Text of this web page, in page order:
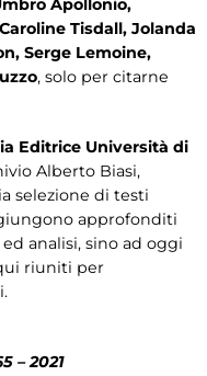
Apollonio,
Tisdall, Jolanda
Serge Lemoine,
, solo per citarne
Editrice Università di
Alberto Biasi,
selezione di testi
approfonditi
analisi, sino ad oggi
riuniti per
– 2021